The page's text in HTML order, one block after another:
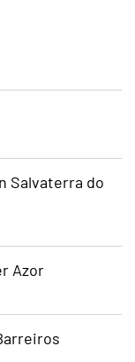
Salvaterra do
Azor